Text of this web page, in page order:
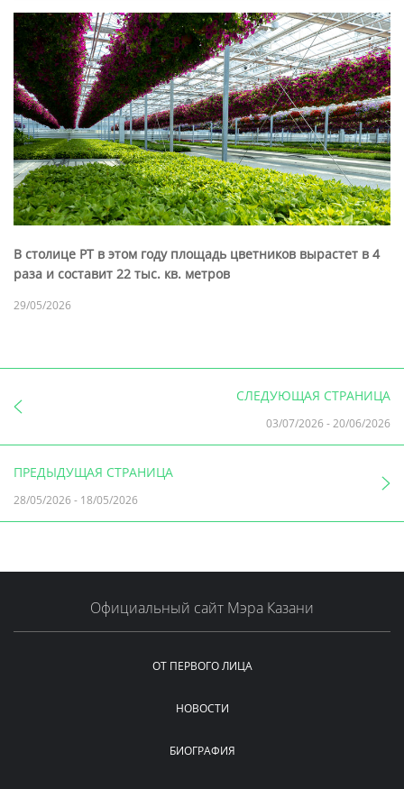
В столице РТ в этом году площадь цветников вырастет в 4
раза и составит 22 тыс. кв. метров
29/05/2026
СЛЕДУЮЩАЯ СТРАНИЦА
03/07/2026 -20/06/2026
ПРЕДЫДУЩАЯ СТРАНИЦА
28/05/2026 - 18/05/2026
Официальный сайт Мэра Казани
ОТ ПЕРВОГО ЛИЦА
НОВОСТИ
БИОГРАФИЯ